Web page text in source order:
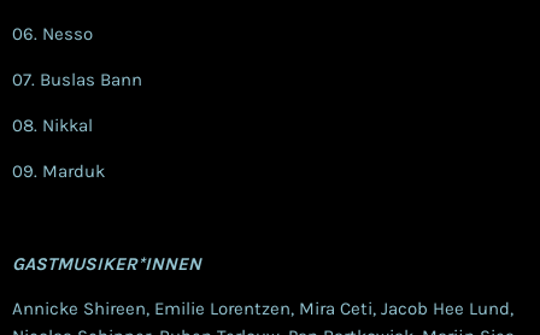
06. Nesso
07. Buslas Bann
08. Nikkal
09. Marduk
GASTMUSIKER*INNEN
Annicke Shireen, Emilie Lorentzen, Mira Ceti, Jacob Hee Lund,